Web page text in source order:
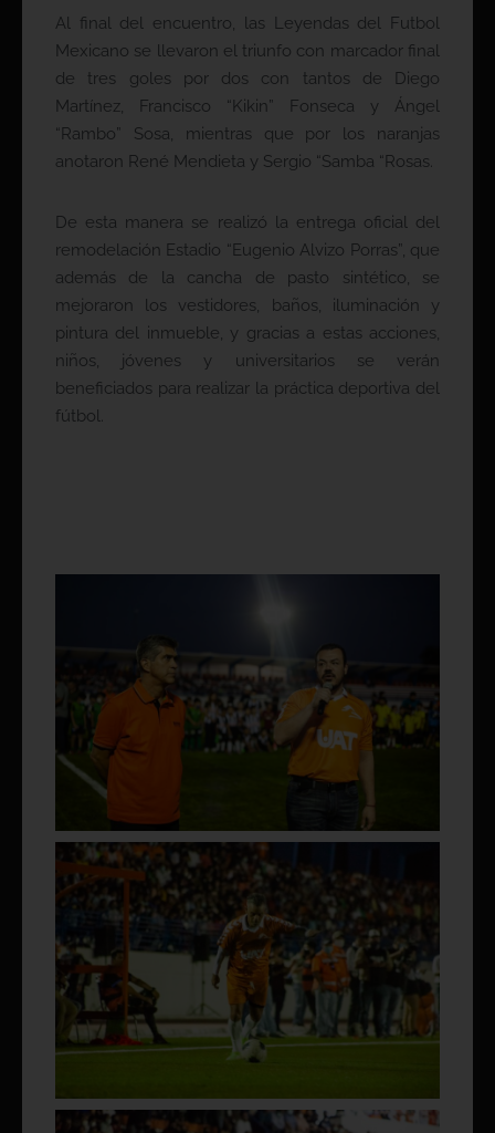
Al final del encuentro, las Leyendas del Futbol
Mexicano se llevaron el triunfo con marcador final
de tres goles por dos con tantos de Diego
Martínez, Francisco “Kikin” Fonseca y Ángel
“Rambo” Sosa, mientras que por los naranjas
anotaron René Mendieta y Sergio “Samba “Rosas.
De esta manera se realizó la entrega oficial del
remodelación Estadio “Eugenio Alvizo Porras”, que
además de la cancha de pasto sintético, se
mejoraron los vestidores, baños, iluminación y
pintura del inmueble, y gracias a estas acciones,
niños, jóvenes y universitarios se verán
beneficiados para realizar la práctica deportiva del
fútbol.